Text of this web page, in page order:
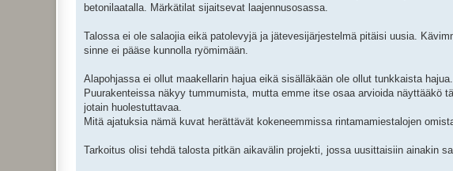
betonilaatalla. Märkätilat sijaitsevat laajennusosassa.
Talossa ei ole salaojia eikä patolevyjä ja jätevesijärjestelmä pitäisi uusia.
sinne ei pääse kunnolla ryömimään.
Alapohjassa ei ollut maakellarin hajua eikä sisälläkään ole ollut tunkkaista
Puurakenteissa näkyy tummumista, mutta emme itse osaa arvioida näyttääkö
jotain huolestuttavaa.
Mitä ajatuksia nämä kuvat herättävät kokeneemmissa rintamamiestalojen
Tarkoitus olisi tehdä talosta pitkän aikavälin projekti, jossa uusittaisiin ainakin